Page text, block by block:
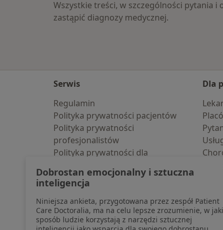
Wszystkie treści, w szczególności pytania
zastąpić diagnozy medycznej.
Serwis
Regulamin
Polityka prywatności pacjentów
Polityka prywatności
profesjonalistów
Polityka prywatności dla
pozyskaliśmy samodzielnie
Polityka cookies
Jak działają wyniki wyszukiwania
Dostępność
O nas
Dla
Dobrostan emocjonalny i sztuczna
inteligencja
Niniejsza ankieta, przygotowana przez zespół Patient
Care Doctoralia, ma na celu lepsze zrozumienie, w jaki
sposób ludzie korzystają z narzędzi sztucznej